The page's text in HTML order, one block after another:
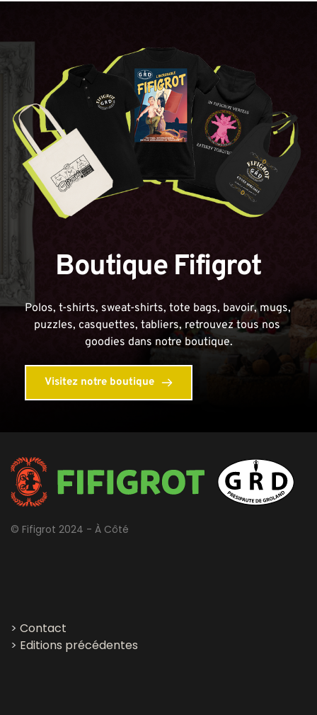
Boutique Fifigrot
Polos, t-shirts, sweat-shirts, tote bags, bavoir, mugs,
puzzles, casquettes, tabliers, retrouvez tous nos
goodies dans notre boutique.
Visitez notre boutique
© Fifigrot 2024 - À Côté
> Contact
> Editions précédentes